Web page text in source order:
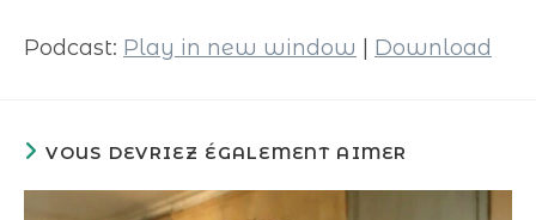
Podcast: Play in new window Download
VOUS DEVRIEZ ÉGALEMENT AIMER